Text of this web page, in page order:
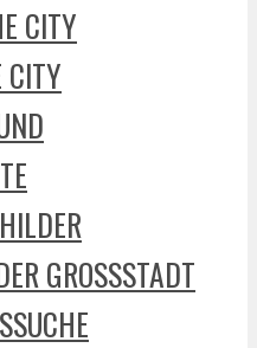
CITY
CITY
GROSSSTADT